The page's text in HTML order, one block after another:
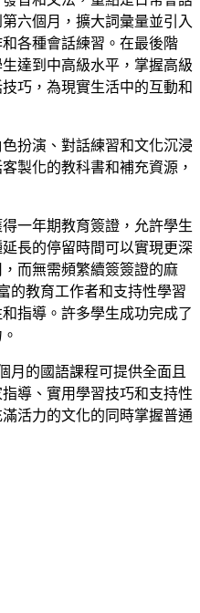
六個月，擴大詞彙量並引入
各種會話練習。在最後階
達到中高級水平，掌握高級
巧，為現實生活中的互動和
扮演、對話練習和文化沉浸
製化的教科書和補充資源，
一年期教育簽證，允許學生
長的停留時間可以實現更深
而無需頻繁續簽簽證的麻
的教育工作者和支持性學習
指導。許多學生成功完成了
月的國語課程可提供全面且
導、實用學習技巧和支持性
活力的文化的同時掌握普通